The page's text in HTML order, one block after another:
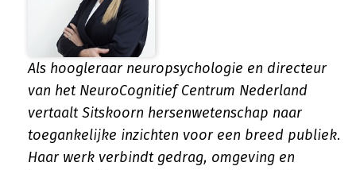
Als hoogleraar neuropsychologie en directeur
van het NeuroCognitief Centrum Nederland
vertaalt Sitskoorn hersenwetenschap naar
toegankelijke inzichten voor een breed publiek.
Haar werk verbindt gedrag, omgeving en